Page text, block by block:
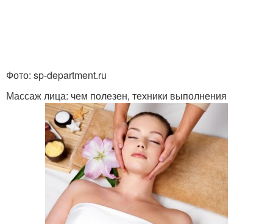
Фото: sp-department.ru
Массаж лица: чем полезен, техники выполнения